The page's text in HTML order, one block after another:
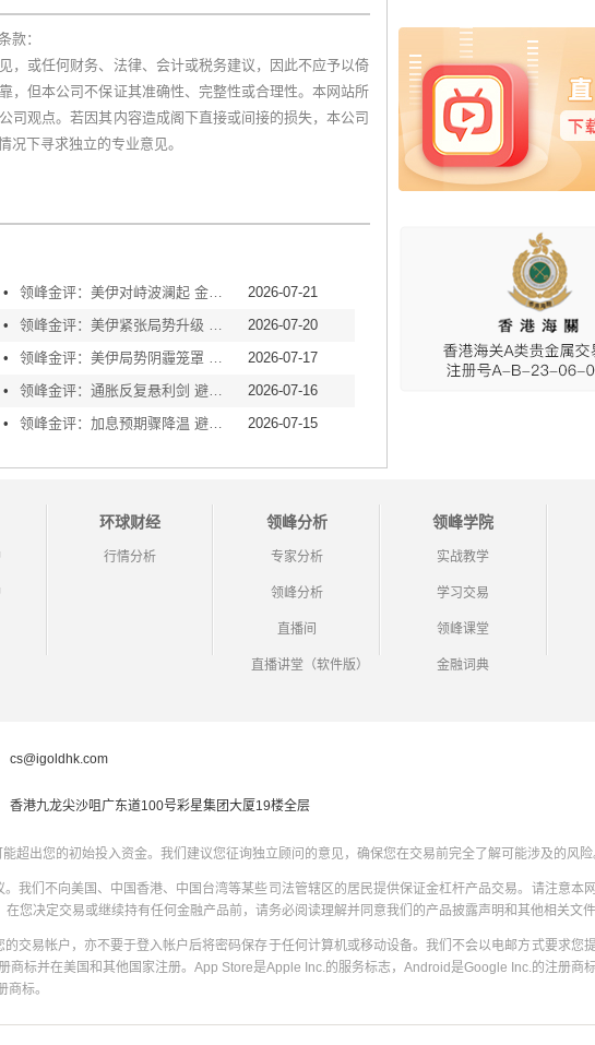
款：
，或任何财务、法律、会计或税务建议，因此不应予以倚
，但本公司不保证其准确性、完整性或合理性。本网站所
司观点。若因其内容造成阁下直接或间接的损失，本公司
下寻求独立的专业意见。
•
2026-07-21
•
2026-07-20
•
2026-07-17
•
2026-07-16
•
2026-07-15
环球财经
行情分析
领峰分析
专家分析
领峰分析
直播间
直播讲堂（软件版）
领峰学院
实战教学
学习交易
领峰课堂
金融词典
cs@igoldhk.com
香港九龙尖沙咀广东道100号彩星集团大厦19楼全层
超出您的初始投入资金。我们建议您征询独立顾问的意见，确保您在交易前完全了解可能涉及的风险
我们不向美国、中国香港、中国台湾等某些司法管辖区的居民提供保证金杠杆产品交易。请注意本
您决定交易或继续持有任何金融产品前，请务必阅读理解并同意我们的产品披露声明和其他相关文件
交易帐户，亦不要于登入帐户后将密码保存于任何计算机或移动设备。我们不会以电邮方式要求您
标并在美国和其他国家注册。App Store是Apple Inc.的服务标志，Android是Google Inc.的注册商标
标。